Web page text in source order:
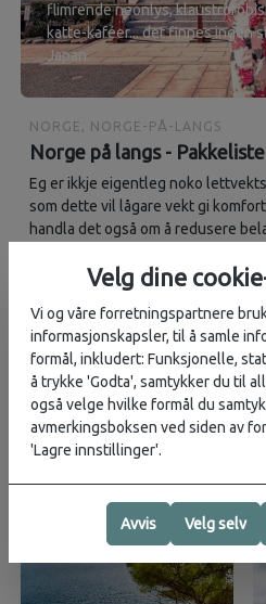
flimrende neonlys,
katte-kaféer... det finnes ingen
Japan.
NORGE, NORGE-PÅ-LANGS
Norge på langs - Pakkeliste
Eg er ikkje eigentleg noko
som dette vil lågare vekt gi
handla det også om å redusere
10 spesielle AirBnB i
Tips til steder å leie for en
feriefølelsen, om så bare for en
steder å leie på Airbnb.
Velg dine
Vi og våre forretningspartnere
informasjonskapsler, til å samle
formål, inkludert: Funksjonelle,
å trykke 'Godta', samtykker du til
også velge hvilke formål du
avmerkingsboksen ved siden av
'Lagre innstillinger'.
Avvis Velg selv